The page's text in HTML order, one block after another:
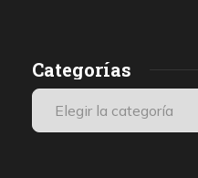
Categorías